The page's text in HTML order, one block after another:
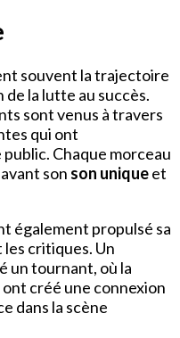
souvent la trajectoire
de la lutte au succès.
sont venus à travers
qui ont
Chaque morceau
son son uniqueet
également propulsé sa
critiques. Un
un tournant, où la
ont créé une connexion
dans la scène